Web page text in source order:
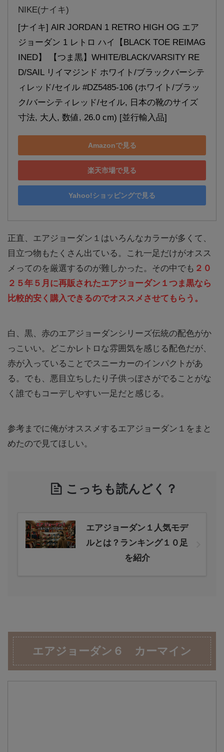
NIKE(ナイキ)
[ナイキ] AIR JORDAN 1 RETRO HIGH OG エア
ジョーダン 1 レトロ ハイ【BLACK TOE REIMAG
INED】 【つま黒】WHITE/BLACK/VARSITY RE
D/SAIL リイマジンド ホワイト/ブラックバーシテ
ィレッド/セイル #DZ5485-106 (ホワイト/ブラッ
ク/バーシティレッド/セイル, 日本の靴のサイズ
寸法, 大人, 数値, 26.0 cm) [並行輸入品]
Amazonで見る
楽天市場で見る
Yahoo!ショッピングで見る
正直、エアジョーダン１はいろんなカラーが多くて、
目立つ物もたくさん出ている。これ一足だけがオスス
メってのを厳選するのが難しかった。その中でも ２０
２５年５月に再販されたエアジョーダン１つま黒なら
比較的安く購入できるのでオススメさせてもらう。
白、黒、赤のエアジョーダンシリーズ伝統の配色がか
っこいい。どこかレトロな雰囲気を感じる配色だが、
赤が入っていることでスニーカーのインパクトがあ
る。でも、悪目立ちしたり子供っぽさがでることがな
く誰でもコーデしやすい一足だと感じる。
参考までに俺がオススメするエアジョーダン１をまと
めたので見てほしい。
こっちも読んどく？
エアジョーダン１人気モデ
ルとは？ランキング１０足
を紹介
エアジョーダン６ カーマイン